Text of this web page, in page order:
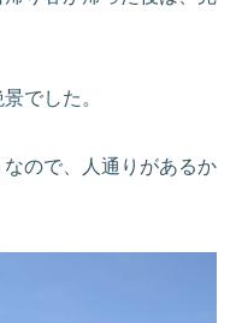
でした。
ので、人通りがあるか